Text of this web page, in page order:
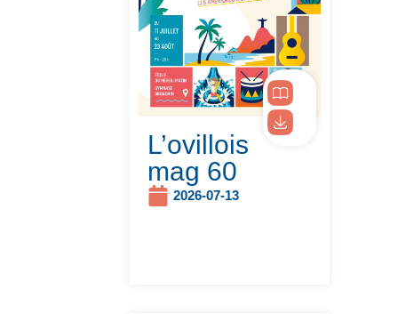
2026-07-13
L’ovillois
mag 60